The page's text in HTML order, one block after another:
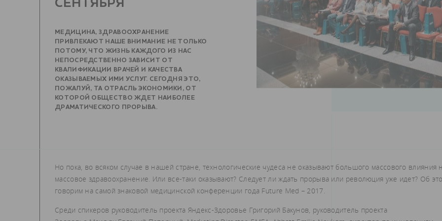
СЕНТЯБРЯ
МЕДИЦИНА, ЗДРАВООХРАНЕНИЕ
ПРИВЛЕКАЮТ НАШЕ ВНИМАНИЕ НЕ ТОЛЬКО
ПОТОМУ, ЧТО ЖИЗНЬ КАЖДОГО ИЗ НАС
НЕПОСРЕДСТВЕННО ЗАВИСИТ ОТ
КВАЛИФИКАЦИИ ВРАЧЕЙ И КАЧЕСТВА
ОКАЗЫВАЕМЫХ ИМИ УСЛУГ. СЕГОДНЯ ЭТО,
ПОЖАЛУЙ, ТА ОТРАСЛЬ ЭКОНОМИКИ, ОТ
КОТОРОЙ ОБЩЕСТВО ЖДЕТ НАИБОЛЕЕ
ДРАМАТИЧЕСКОГО ПРОРЫВА.
Но пока, во всяком случае в нашей стране, технологические чудеса не оказывают большого массового влияния
массовое здравоохранение. Или все-таки оказывают? Следует ли ждать прорыва или революция уже идет? Об
говорим на самой знаковой медицинской конференции года Future Med – 2017.
Среди спикеров руководитель проекта Яндекс-Здоровье Григорий Бакунов, руководитель проекта